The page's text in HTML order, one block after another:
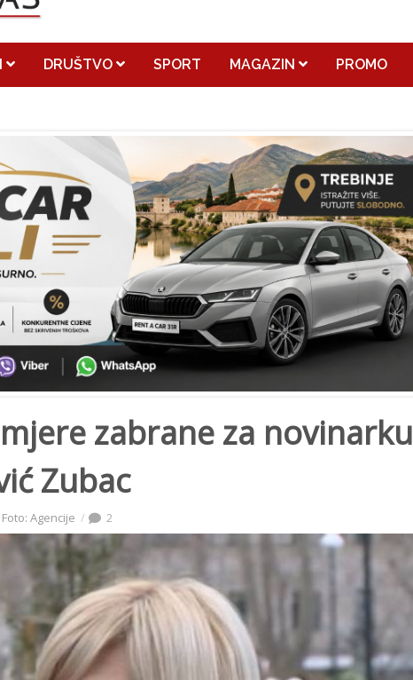
DRUŠTVO SPORT MAGAZIN PROMO
zabrane za novinarku
Zubac
Foto: Agencije 2